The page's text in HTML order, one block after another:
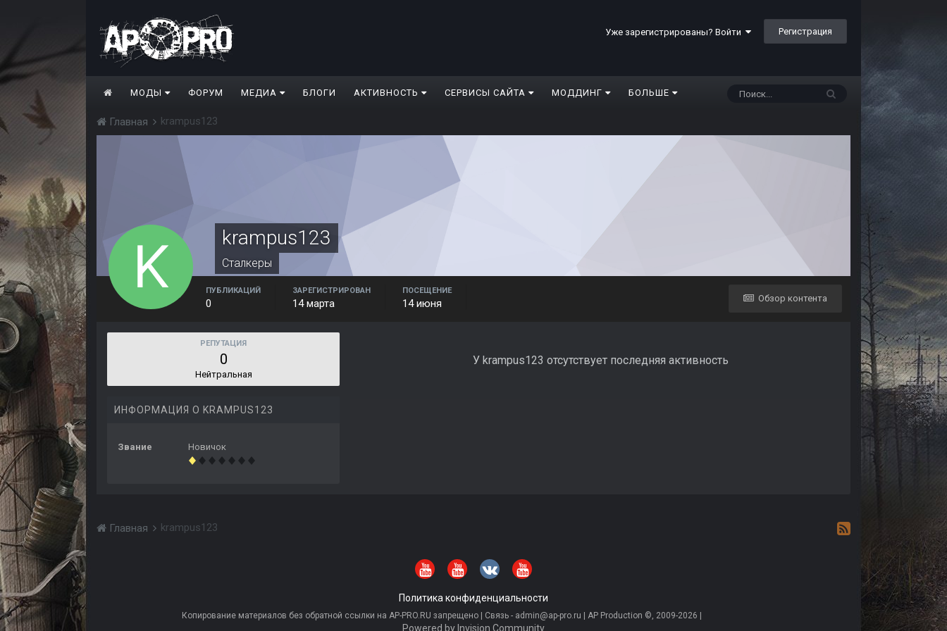
Уже зарегистрированы? Войти Регистрация
МОДЫ ФОРУМ МЕДИА БЛОГИ АКТИВНОСТЬ СЕРВИСЫ САЙТА МОДДИНГ БОЛЬШЕ
Главная krampus123
krampus123
Сталкеры
Обзор контента
ПУБЛИКАЦИЙ
0
ЗАРЕГИСТРИРОВАН
14 марта
ПОСЕЩЕНИЕ
14 июня
РЕПУТАЦИЯ
0
Нейтральная
ИНФОРМАЦИЯ О KRAMPUS123
Звание Новичок
У krampus123 отсутствует последняя активность
Главная krampus123
Политика конфиденциальности
Копирование материалов без обратной ссылки на AP-PRO.RU запрещено | Связь - admin@ap-pro.ru | AP Production ©, 2009-2026 |
Powered by Invision Community